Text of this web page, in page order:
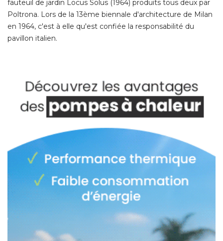
fauteuil de jardin Locus Solus (1964) produits tous deux par
Poltrona. Lors de la 13ème biennale d'architecture de Milan
en 1964, c'est à elle qu'est confiée la responsabilité du
pavillon italien.